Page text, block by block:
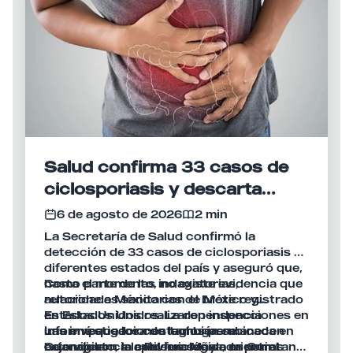
Salud confirma 33 casos de
ciclosporiasis y descarta
vínculo con brote en Estados
Unidos
6 de agosto de 2026
2 min
La Secretaría de Salud confirmó la
detección de 33 casos de ciclosporiasis en
diferentes estados del país y aseguró que,
hasta el momento, no existe evidencia que
relacione a México con el brote registrado
en Estados Unidos. La dependencia
informó que los contagios permanecen
bajo vigilancia epidemiológica mientras
Como parte de las indagatorias,
autoridades sanitarias de México y
Estados Unidos realizaron inspecciones en
una empacadora de lechugas ubicada en
Guanajuato, la cual fue señalada por el
Las investigaciones también se
extendieron a la Riviera Maya, en Quintana